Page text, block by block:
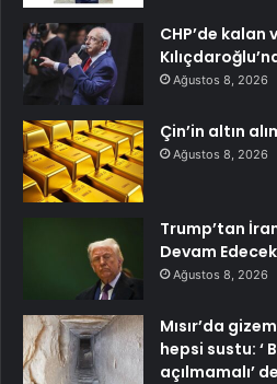
CHP’de kalan
Ağustos 8, 2026
Çin’in altın
Ağustos 8, 2026
Trump’tan
Devam Edecek
Ağustos 8, 2026
Mısır’da
hepsi sustu: ‘
açılmamalı’